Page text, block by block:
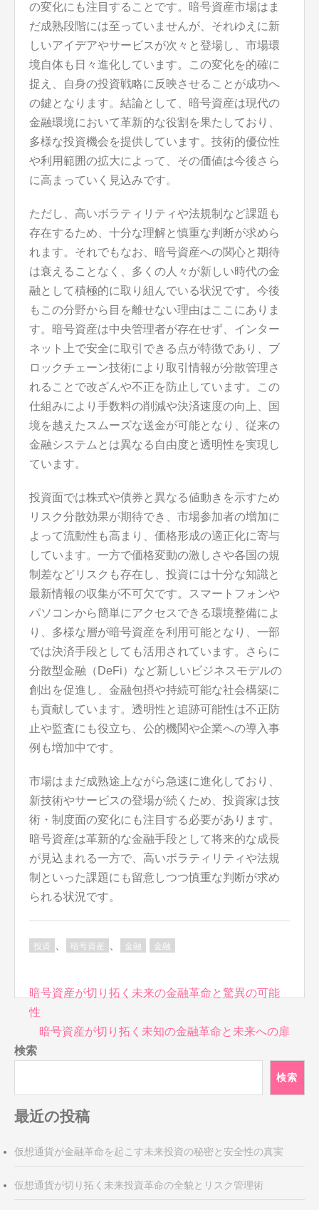
の変化にも注目することです。暗号資産市場はま
だ成熟段階には至っていませんが、それゆえに新
しいアイデアやサービスが次々と登場し、市場環
境自体も日々進化しています。この変化を的確に
捉え、自身の投資戦略に反映させることが成功へ
の鍵となります。結論として、暗号資産は現代の
金融環境において革新的な役割を果たしており、
多様な投資機会を提供しています。技術的優位性
や利用範囲の拡大によって、その価値は今後さら
に高まっていく見込みです。
ただし、高いボラティリティや法規制など課題も
存在するため、十分な理解と慎重な判断が求めら
れます。それでもなお、暗号資産への関心と期待
は衰えることなく、多くの人々が新しい時代の金
融として積極的に取り組んでいる状況です。今後
もこの分野から目を離せない理由はここにありま
す。暗号資産は中央管理者が存在せず、インター
ネット上で安全に取引できる点が特徴であり、ブ
ロックチェーン技術により取引情報が分散管理さ
れることで改ざんや不正を防止しています。この
仕組みにより手数料の削減や決済速度の向上、国
境を越えたスムーズな送金が可能となり、従来の
金融システムとは異なる自由度と透明性を実現し
ています。
投資面では株式や債券と異なる値動きを示すため
リスク分散効果が期待でき、市場参加者の増加に
よって流動性も高まり、価格形成の適正化に寄与
しています。一方で価格変動の激しさや各国の規
制差などリスクも存在し、投資には十分な知識と
最新情報の収集が不可欠です。スマートフォンや
パソコンから簡単にアクセスできる環境整備によ
り、多様な層が暗号資産を利用可能となり、一部
では決済手段としても活用されています。さらに
分散型金融（DeFi）など新しいビジネスモデルの
創出を促進し、金融包摂や持続可能な社会構築に
も貢献しています。透明性と追跡可能性は不正防
止や監査にも役立ち、公的機関や企業への導入事
例も増加中です。
市場はまだ成熟途上ながら急速に進化しており、
新技術やサービスの登場が続くため、投資家は技
術・制度面の変化にも注目する必要があります。
暗号資産は革新的な金融手段として将来的な成長
が見込まれる一方で、高いボラティリティや法規
制といった課題にも留意しつつ慎重な判断が求め
られる状況です。
投資 暗号資産 金融 金融
投
稿
ナ
ビ
ゲ
シ
ョ
暗号資産が切り拓く未来の金融革命と驚異の可能
性
暗号資産が切り拓く未知の金融革命と未来への扉
検索
検索
最近の投稿
仮想通貨が金融革命を起こす未来投資の秘密と安全性の真実
仮想通貨が切り拓く未来投資革命の全貌とリスク管理術